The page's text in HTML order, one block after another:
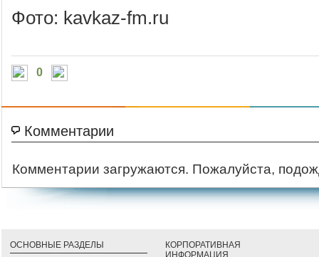
Фото: kavkaz-fm.ru
0
Комментарии
Комментарии загружаются. Пожалуйста,
ОСНОВНЫЕ РАЗДЕЛЫ
КОРПОРАТИВНАЯ
ИНФОРМАЦИЯ